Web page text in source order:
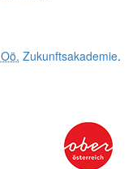
Oö. Zukunftsakademie.